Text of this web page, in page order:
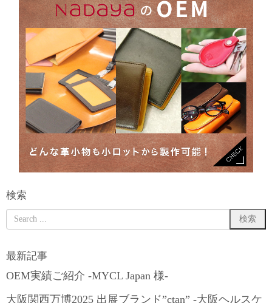
検索
最新記事
OEM実績ご紹介 -MYCL Japan 様-
大阪関西万博2025 出展ブランド”ctan” -大阪ヘルスケ